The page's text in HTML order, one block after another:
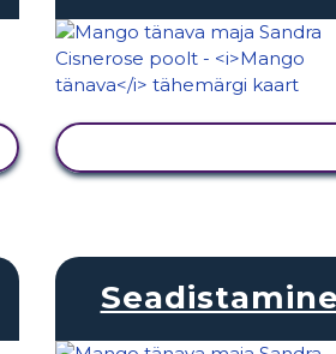
Seadistamine